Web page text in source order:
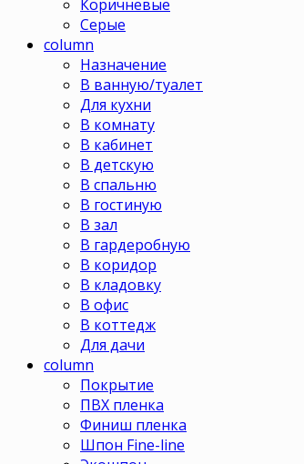
Коричневые
Серые
column
Назначение
В ванную/туалет
Для кухни
В комнату
В кабинет
В детскую
В спальню
В гостиную
В зал
В гардеробную
В коридор
В кладовку
В офис
В коттедж
Для дачи
column
Покрытие
ПВХ пленка
Финиш пленка
Шпон Fine-line